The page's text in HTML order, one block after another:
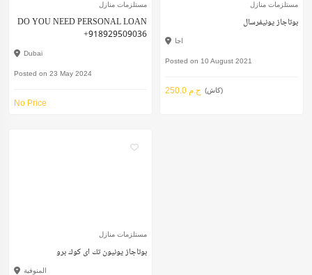
مستلزمات منازل
DO YOU NEED PERSONAL LOAN
+918929509036
Dubai
Posted on 23 May 2024
No Price
مستلزمات منازل
بوتاجاز يونيفرسال
اجا
Posted on 10 August 2021
250.0 ج.م (كاش)
مستلزمات منازل
بوتاجاز يونيون تك اى كوك برو
المنوفية